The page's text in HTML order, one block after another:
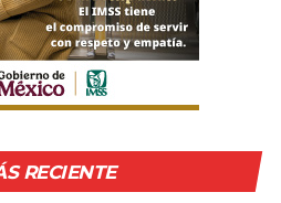
RECIENTE